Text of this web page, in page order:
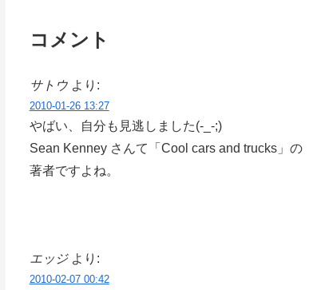
コメント
サトウ より:
2010-01-26 13:27
やばい、自分も見逃しました(-_-;)
Sean Kenney さんて「Cool cars and trucks」の
著者ですよね。
エッジ より:
2010-02-07 00:42